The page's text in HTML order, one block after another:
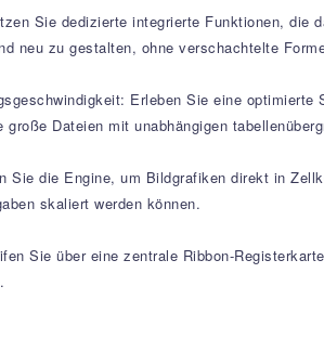
Sie dedizierte integrierte Funktionen,
neu zu gestalten, ohne verschachtelte
Erleben Sie eine
Dateien mit unabhängigen
Sie die Engine, um Bildgrafiken direkt in
skaliert werden können.
Sie über eine zentrale Ribbon-